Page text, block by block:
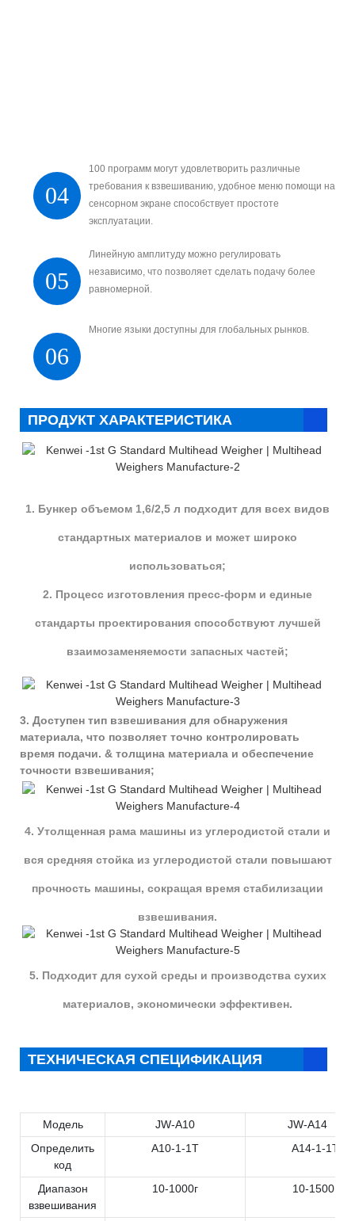
04
100 программ могут удовлетворить различные
требования к взвешиванию, удобное меню помощи на
сенсорном экране способствует простоте
эксплуатации.
05
Линейную амплитуду можно регулировать
независимо, что позволяет сделать подачу более
равномерной.
06
Многие языки доступны для глобальных рынков.
ПРОДУКТ ХАРАКТЕРИСТИКА
1. Бункер объемом 1,6/2,5 л подходит для всех видов
стандартных материалов и может широко
использоваться;
2. Процесс изготовления пресс-форм и единые
стандарты проектирования способствуют лучшей
взаимозаменяемости запасных частей;
3. Доступен тип взвешивания для обнаружения
материала, что позволяет точно контролировать
время подачи. & толщина материала и обеспечение
точности взвешивания;
4. Утолщенная рама машины из углеродистой стали и
вся средняя стойка из углеродистой стали повышают
прочность машины, сокращая время стабилизации
взвешивания.
5. Подходит для сухой среды и производства сухих
материалов, экономически эффективен.
ТЕХНИЧЕСКАЯ СПЕЦИФИКАЦИЯ
Модель JW-A10
JW-A14
Определить
код
A10-1-1T A14-1-1T
Диапазон
взвешивания
10-1000г 10-1500г